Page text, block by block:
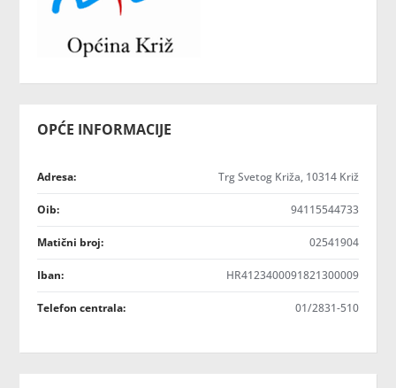
OPĆE INFORMACIJE
Adresa: Trg Svetog Križa, 10314 Križ
Oib: 94115544733
Matični broj: 02541904
Iban: HR4123400091821300009
Telefon centrala: 01/2831-510